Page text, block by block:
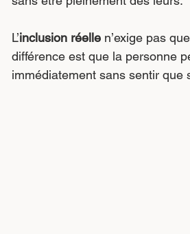
L’inclusion réelle n’exige pas
différence est que la personne
immédiatement sans sentir que